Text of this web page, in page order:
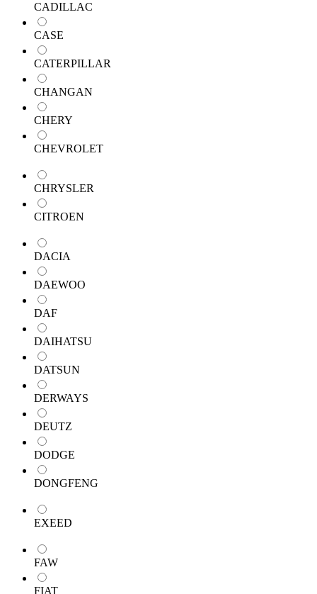
CADILLAC
CASE
CATERPILLAR
CHANGAN
CHERY
CHEVROLET
CHRYSLER
CITROEN
DACIA
DAEWOO
DAF
DAIHATSU
DATSUN
DERWAYS
DEUTZ
DODGE
DONGFENG
EXEED
FAW
FIAT